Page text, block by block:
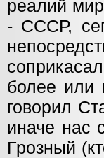
реалий
- СССР,
более или
говорил
иначе нас
Грозный